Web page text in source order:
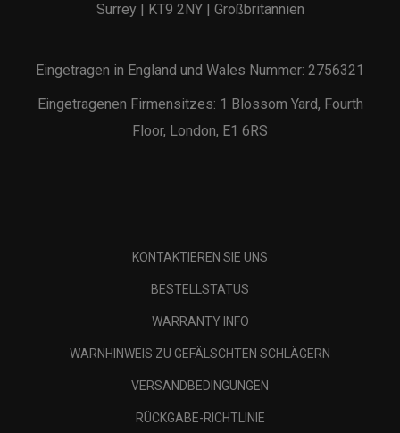
Surrey | KT9 2NY | Großbritannien
Eingetragen in England und Wales Nummer: 2756321
Eingetragenen Firmensitzes: 1 Blossom Yard, Fourth
Floor, London, E1 6RS
KONTAKTIEREN SIE UNS
BESTELLSTATUS
WARRANTY INFO
WARNHINWEIS ZU GEFÄLSCHTEN SCHLÄGERN
VERSANDBEDINGUNGEN
RÜCKGABE-RICHTLINIE